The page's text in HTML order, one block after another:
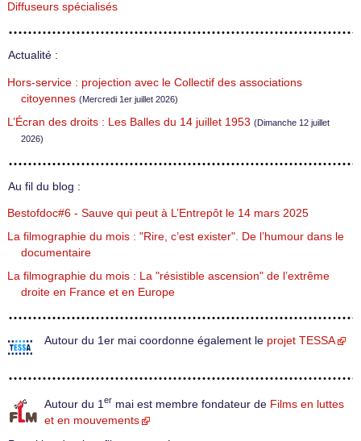
Diffuseurs spécialisés
Actualité :
Hors-service : projection avec le Collectif des associations
citoyennes (Mercredi 1er juillet 2026)
L’Écran des droits : Les Balles du 14 juillet 1953 (Dimanche 12 juillet
2026)
Au fil du blog :
Bestofdoc#6 - Sauve qui peut à L’Entrepôt le 14 mars 2025
La filmographie du mois : "Rire, c’est exister". De l’humour dans le
documentaire
La filmographie du mois : La "résistible ascension" de l’extrême
droite en France et en Europe
Autour du 1er mai coordonne également le projet TESSA
Autour du 1 er mai est membre fondateur de Films en luttes
et en mouvements